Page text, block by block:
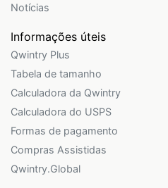
Notícias
Informações úteis
Qwintry Plus
Tabela de tamanho
Calculadora da Qwintry
Calculadora do USPS
Formas de pagamento
Compras Assistidas
Qwintry.Global